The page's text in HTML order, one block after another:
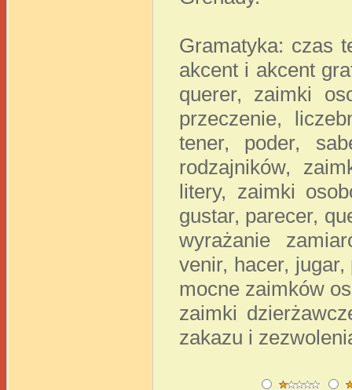
Gramatyka: czas
akcent i akcent
querer, zaimki
przeczenie,
tener, poder,
rodzajników,
litery, zaimki
gustar, parecer,
wyrażanie
venir, hacer,
mocne zaimków
zaimki
zakazu i